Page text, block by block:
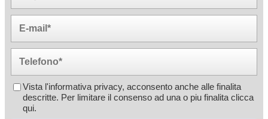
Vista l'informativa privacy, acconsento anche alle finalita
descritte. Per limitare il consenso ad una o piu finalita clicca
qui.